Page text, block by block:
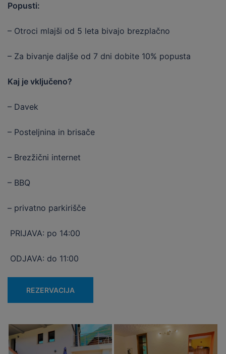
Popusti:
– Otroci mlajši od 5 leta bivajo brezplačno
– Za bivanje daljše od 7 dni dobite 10% popusta
Kaj je vključeno?
– Davek
– Posteljnina in brisače
– Brezžični internet
– BBQ
– privatno parkirišče
PRIJAVA: po 14:00
ODJAVA: do 11:00
REZERVACIJA